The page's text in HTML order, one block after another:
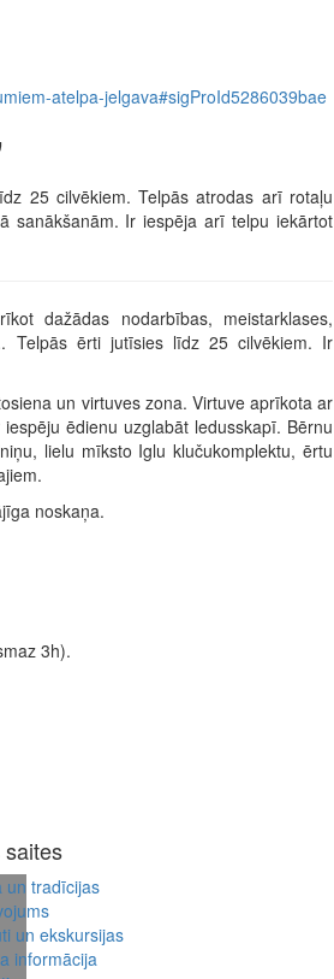
atelpa-jelgava#sigProId5286039bae
25 cilvēkiem. Telpās atrodas arī rotaļu
sanākšanām. Ir iespēja arī telpu iekārtot
dažādas nodarbības, meistarklases,
Telpās ērti jutīsies līdz 25 cilvēkiem. Ir
un virtuves zona. Virtuve aprīkota ar
ēdienu uzglabāt ledusskapī. Bērnu
lielu mīksto Iglu klučukomplektu, ērtu
noskaņa.
3h).
un tradīcijas
un ekskursijas
informācija